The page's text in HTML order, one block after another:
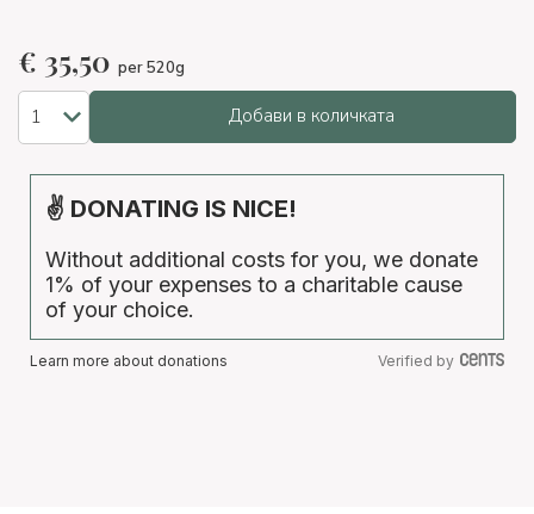
€ 35,50 per 520g
Добави в количката
✌ DONATING IS NICE!
Without additional costs for you, we donate
1% of your expenses to a charitable cause
of your choice.
Learn more about donations Verified by